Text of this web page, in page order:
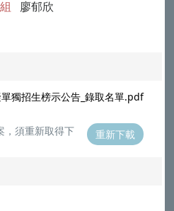
廖郁欣
獨招生榜示公告_錄取名單.pdf
，須重新取得下
重新下載